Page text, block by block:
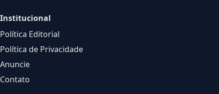
Institucional
Política Editorial
Política de Privacidade
Anuncie
Contato